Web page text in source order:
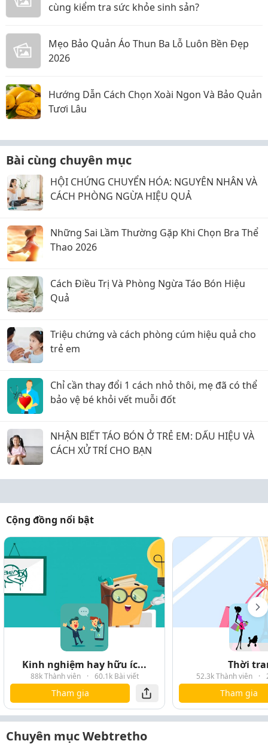
cùng kiểm tra sức khỏe sinh sản?
Mẹo Bảo Quản Áo Thun Ba Lỗ Luôn Bền Đẹp
2026
Hướng Dẫn Cách Chọn Xoài Ngon Và Bảo Quản
Tươi Lâu
Bài cùng chuyên mục
HỘI CHỨNG CHUYỂN HÓA: NGUYÊN NHÂN VÀ
CÁCH PHÒNG NGỪA HIỆU QUẢ
Những Sai Lầm Thường Gặp Khi Chọn Bra Thể
Thao 2026
Cách Điều Trị Và Phòng Ngừa Táo Bón Hiệu
Quả
Triệu chứng và cách phòng cúm hiệu quả cho
trẻ em
Chỉ cần thay đổi 1 cách nhỏ thôi, mẹ đã có thể
bảo vệ bé khỏi vết muỗi đốt
NHẬN BIẾT TÁO BÓN Ở TRẺ EM: DẤU HIỆU VÀ
CÁCH XỬ TRÍ CHO BẠN
Cộng đồng nổi bật
Kinh nghiệm hay hữu íc...
88k Thành viên · 60.1k Bài viết
Tham gia
Thời
52.3k Thành viên ·
Tham gia
Chuyên mục Webtretho